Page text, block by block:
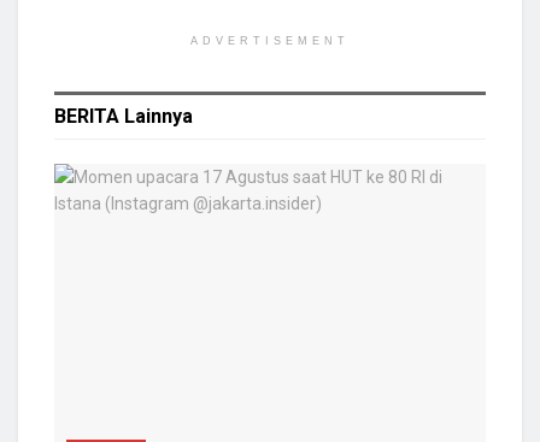
ADVERTISEMENT
BERITA Lainnya